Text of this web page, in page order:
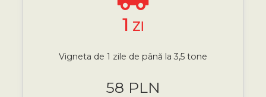
1 ZI
Vigneta de 1 zile de până la 3,5 tone
58 PLN